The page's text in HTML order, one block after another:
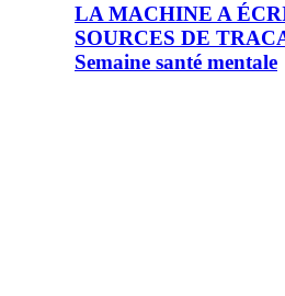
LA MACHINE A
SOURCES DE
Semaine santé mentale